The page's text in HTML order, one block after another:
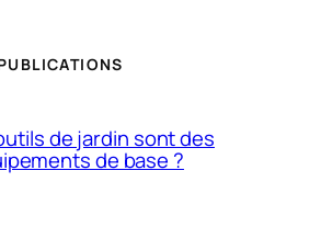
de jardin sont des
de base ?